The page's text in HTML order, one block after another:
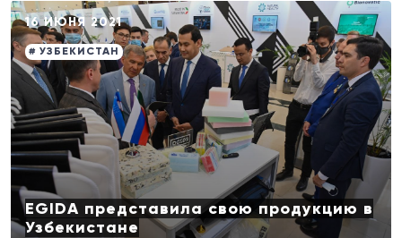
16 ИЮНЯ 2021
# УЗБЕКИСТАН
EGIDA представила свою продукцию в
Узбекистане